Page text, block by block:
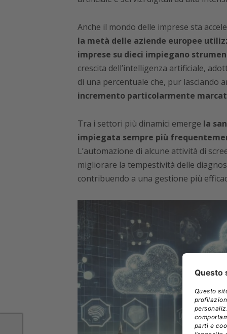
Anche il mondo delle imprese sta
la metà delle aziende europee
imprese su dieci impiegano
crescita dell’intelligenza artificiale,
di una percentuale che, pur lasciando
incremento particolarmente
Tra i settori più dinamici emerge la
impiegata sempre più
L’automazione di alcune attività di
migliorare la tempestività delle
contribuendo a una gestione più